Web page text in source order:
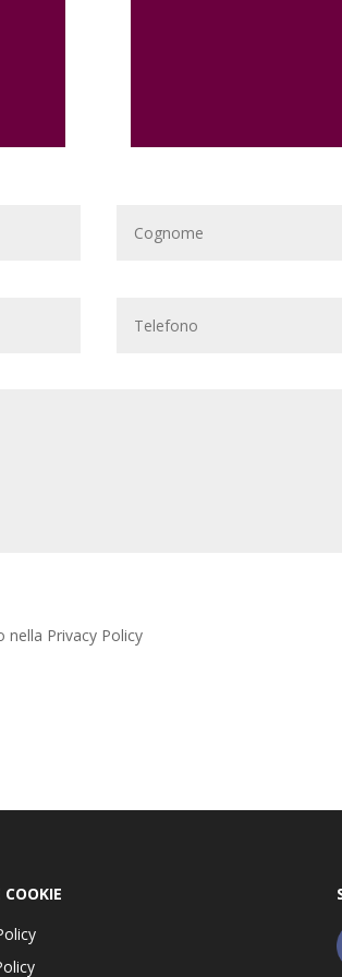
Privacy Policy
COOKIE